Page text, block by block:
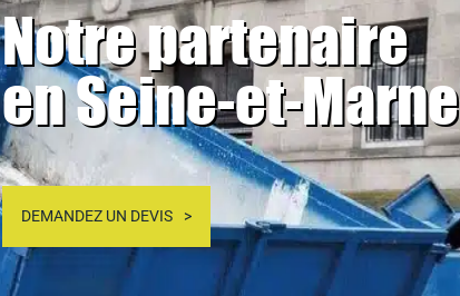
Notre partenaire
en Seine-et-Marne
DEMANDEZ UN DEVIS